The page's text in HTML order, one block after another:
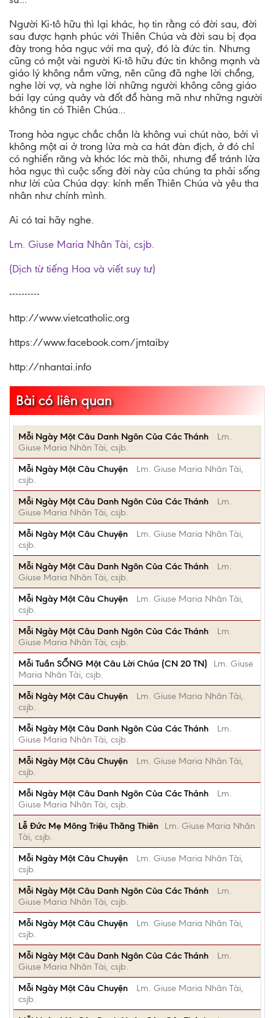
Người Ki-tô hữu thì lại khác, họ tin rằng có đời sau, đời
sau được hạnh phúc với Thiên Chúa và đời sau bị đọa
đày trong hỏa ngục với ma quỷ, đó là đức tin. Nhưng
cũng có một vài người Ki-tô hữu đức tin không mạnh và
giáo lý không nắm vững, nên cũng đã nghe lời chồng,
nghe lời vợ, và nghe lời những người không công giáo
bái lạy cúng quảy và đốt đồ hàng mã như những người
không tin có Thiên Chúa...
Trong hỏa ngục chắc chắn là không vui chút nào, bởi vì
không một ai ở trong lửa mà ca hát đàn địch, ở đó chỉ
có nghiến răng và khóc lóc mà thôi, nhưng để tránh lửa
hỏa ngục thì cuộc sống đời này của chúng ta phải sống
như lời của Chúa dạy: kính mến Thiên Chúa và yêu tha
nhân như chính mình.
Ai có tai hãy nghe.
Lm. Giuse Maria Nhân Tài, csjb.
(Dịch từ tiếng Hoa và viết suy tư)
----------
http://www.vietcatholic.org
https://www.facebook.com/jmtaiby
http://nhantai.info
Bài có liên quan
Mỗi Ngày Một Câu Danh Ngôn Của Các Thánh
Lm.
Giuse Maria Nhân Tài, csjb.
Mỗi Ngày Một Câu Chuyện
Lm. Giuse Maria Nhân Tài,
csjb.
Mỗi Ngày Một Câu Danh Ngôn Của Các Thánh
Lm.
Giuse Maria Nhân Tài, csjb.
Mỗi Ngày Một Câu Chuyện
Lm. Giuse Maria Nhân Tài,
csjb.
Mỗi Ngày Một Câu Danh Ngôn Của Các Thánh
Lm.
Giuse Maria Nhân Tài, csjb.
Mỗi Ngày Một Câu Chuyện
Lm. Giuse Maria Nhân Tài,
csjb.
Mỗi Ngày Một Câu Danh Ngôn Của Các Thánh
Lm.
Giuse Maria Nhân Tài, csjb.
Mỗi Tuần SỐNG Một Câu Lời Chúa (CN 20 TN)
Lm. Giuse
Maria Nhân Tài, csjb.
Mỗi Ngày Một Câu Chuyện
Lm. Giuse Maria Nhân Tài,
csjb.
Mỗi Ngày Một Câu Danh Ngôn Của Các Thánh
Lm.
Giuse Maria Nhân Tài, csjb.
Mỗi Ngày Một Câu Chuyện
Lm. Giuse Maria Nhân Tài,
csjb.
Mỗi Ngày Một Câu Danh Ngôn Của Các Thánh
Lm.
Giuse Maria Nhân Tài, csjb.
Lễ Đức Mẹ Mông Triệu Thăng Thiên
Lm. Giuse Maria Nhân
Tài, csjb.
Mỗi Ngày Một Câu Chuyện
Lm. Giuse Maria Nhân Tài,
csjb.
Mỗi Ngày Một Câu Danh Ngôn Của Các Thánh
Lm.
Giuse Maria Nhân Tài, csjb.
Mỗi Ngày Một Câu Chuyện
Lm. Giuse Maria Nhân Tài,
csjb.
Mỗi Ngày Một Câu Danh Ngôn Của Các Thánh
Lm.
Giuse Maria Nhân Tài, csjb.
Mỗi Ngày Một Câu Chuyện
Lm. Giuse Maria Nhân Tài,
csjb.